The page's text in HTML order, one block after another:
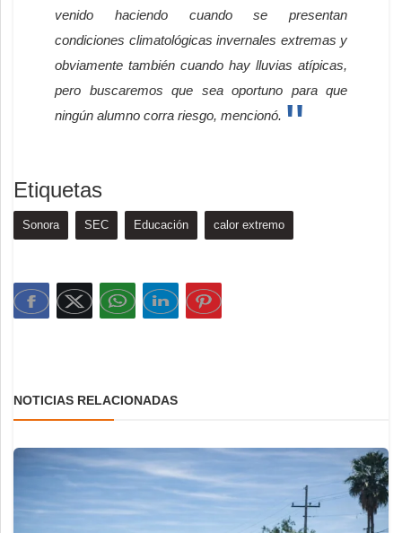
venido haciendo cuando se presentan
condiciones climatológicas invernales extremas y
obviamente también cuando hay lluvias atípicas,
pero buscaremos que sea oportuno para que
ningún alumno corra riesgo, mencionó.
Etiquetas
Sonora SEC Educación calor extremo
NOTICIAS RELACIONADAS